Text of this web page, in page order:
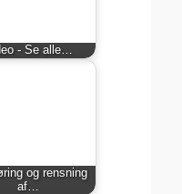
- Se alle…
og rensning
af…